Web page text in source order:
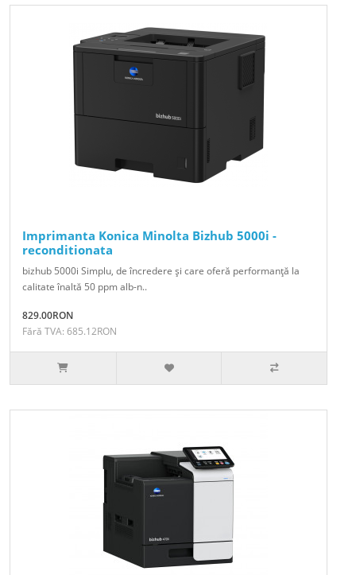
Imprimanta Konica Minolta Bizhub 5000i -
reconditionata
bizhub 5000i Simplu, de încredere şi care oferă performanţă la
calitate înaltă 50 ppm alb-n..
829.00RON
Fără TVA: 685.12RON